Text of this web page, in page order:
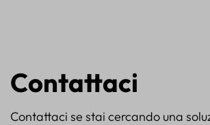
Contattaci
Contattaci se stai cercando una